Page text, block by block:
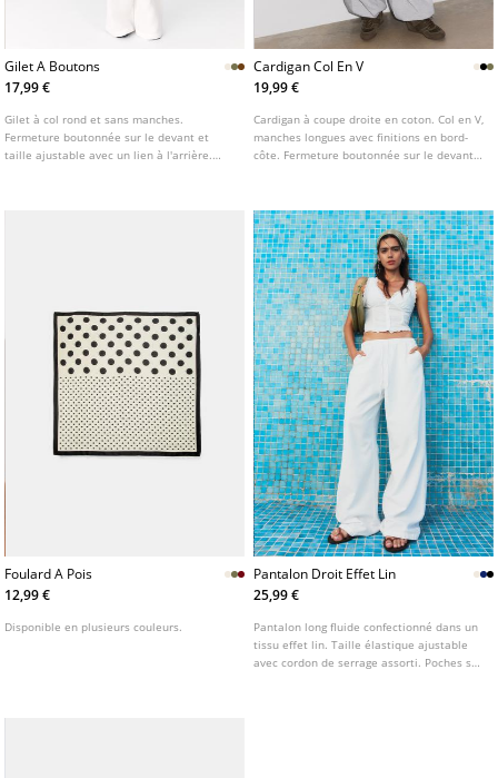
Gilet A Boutons
17,99 €
Gilet à col rond et sans manches.
Fermeture boutonnée sur le devant et
taille ajustable avec un lien à l'arrière.
Cardigan Col En V
19,99 €
Cardigan à coupe droite en coton. Col en V,
manches longues avec finitions en bord-
côte. Fermeture boutonnée sur le devant.
Foulard A Pois
12,99 €
Disponible en plusieurs couleurs.
Pantalon Droit Effet Lin
25,99 €
Pantalon long fluide confectionné dans un
tissu effet lin. Taille élastique ajustable
avec cordon de serrage assorti. Poches sur